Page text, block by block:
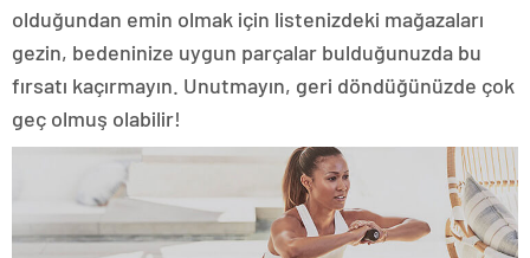
olduğundan emin olmak için listenizdeki mağazaları
gezin, bedeninize uygun parçalar bulduğunuzda bu
fırsatı kaçırmayın. Unutmayın, geri döndüğünüzde çok
geç olmuş olabilir!